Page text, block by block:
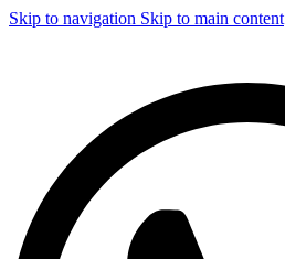
Skip to navigation Skip to main content